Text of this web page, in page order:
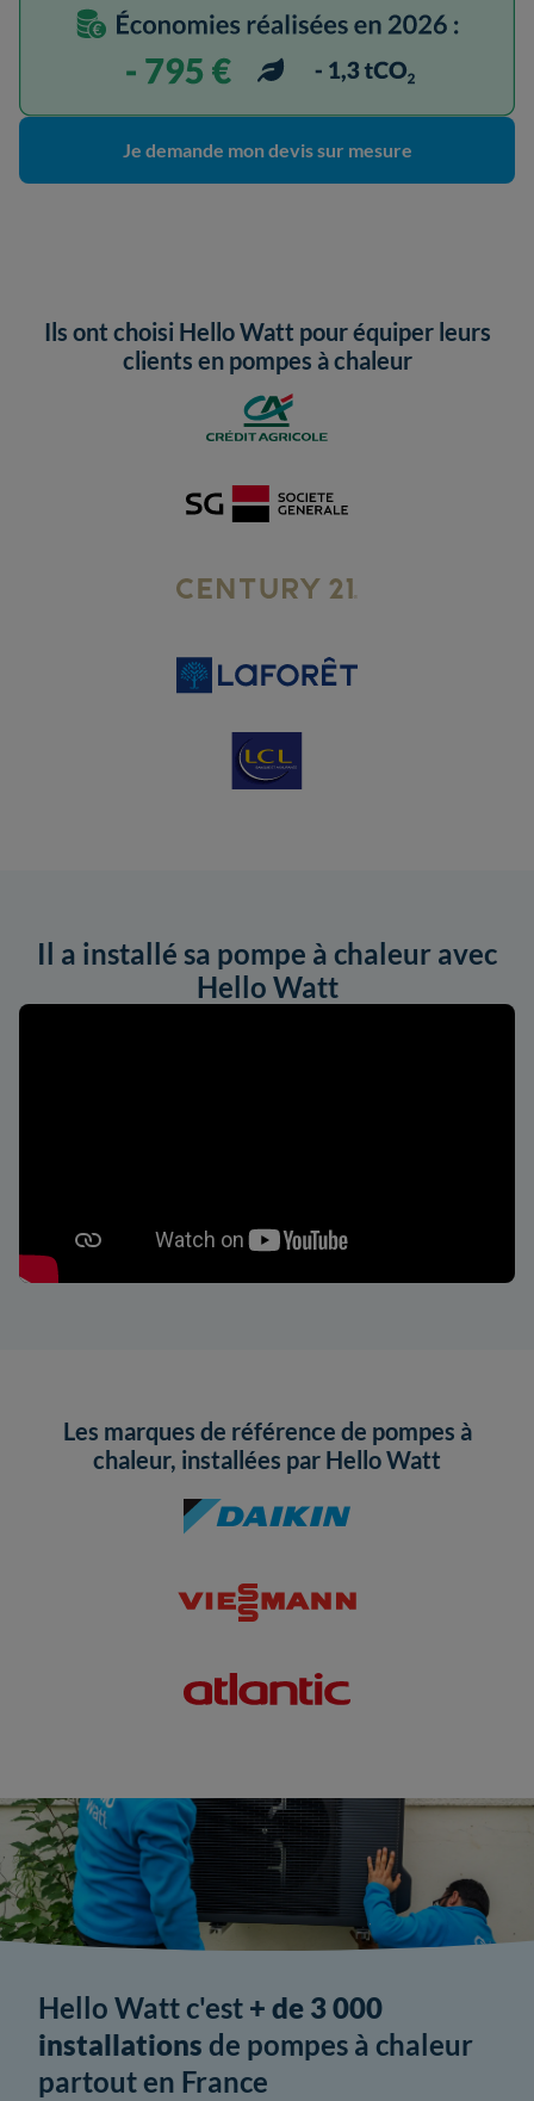
Je demande mon devis sur mesure
Ils ont choisi Hello Watt pour équiper leurs
clients en pompes à chaleur
Il a installé sa pompe à chaleur avec
Hello Watt
Les marques de référence de pompes à
chaleur, installées par Hello Watt
Hello Watt c'est + de 3 000
installations de pompes à chaleur
partout en France